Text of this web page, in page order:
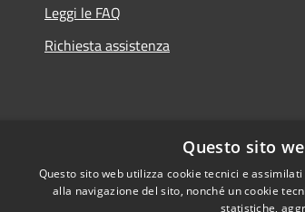
Leggi le FAQ
Richiesta assistenza
Questo sito
Questo sito web utilizza cookie tecnici e
alla navigazione del sito, nonché un cookie
statistiche,